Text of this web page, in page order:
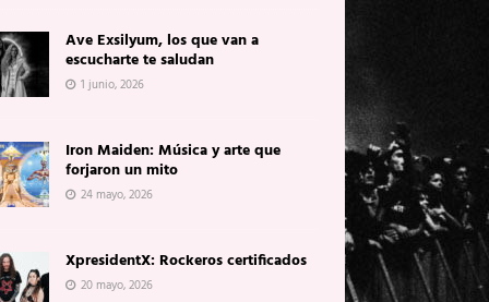
Ave Exsilyum, los que van a
escucharte te saludan
1 junio, 2026
Iron Maiden: Música y arte que
forjaron un mito
24 mayo, 2026
XpresidentX: Rockeros certificados
20 mayo, 2026